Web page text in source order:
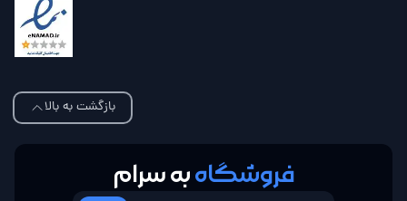
بازگشت به بالا
فروشگاهبه سرام